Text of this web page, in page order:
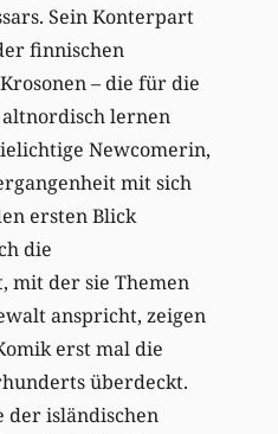
Sein Konterpart
finnischen
– die für die
lernen
Newcomerin,
mit sich
ersten Blick
die
mit der sie Themen
anspricht, zeigen
erst mal die
überdeckt.
der isländischen